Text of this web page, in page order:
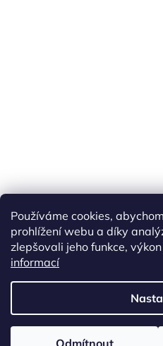
Používáme cookies,
prohlížení webu a díky
zlepšovali jeho funkce,
informací
Odmítnout
Copyright 2026ETS Trains.